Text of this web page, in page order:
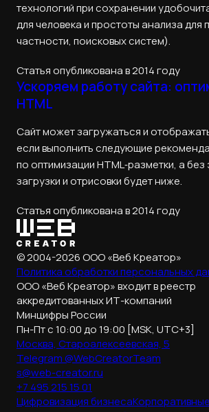
технологий при сохранении
для человека и простоты анализа для
частности, поисковых систем).
Статья опубликована в 2014 году
Ускоряем работу сайта:
HTML
Сайт может загружаться и
если выполнить следующие
по оптимизации HTML‑разметки, а
загрузки и отрисовки будет ниже.
Статья опубликована в 2014 году
© 2004-2026 ООО «Веб Креатор»
Политика обработкиперсональных
ООО «Веб Креатор» входит в реестр
аккредитованных ИТ-компаний
Минцифры России
Пн-Пт с 10:00 до 19:00 [MSK, UTC+3]
Москва, Староалексеевская, 5
Telegram @WebCreatorTeam
s@web-creator.ru
+7 495 215 15 01
Цифровизация бизнесаКорпоративные